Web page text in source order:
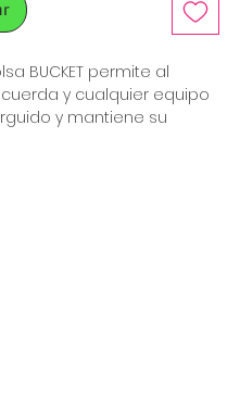
BUCKET permite al
y cualquier equipo
y mantiene su
bolsa. Está disponible en
25 y 35 litros.